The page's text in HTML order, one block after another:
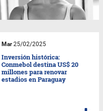
Mar25/02/2025
Inversión histórica:
Conmebol destina US$ 20
millones para renovar
estadios en Paraguay